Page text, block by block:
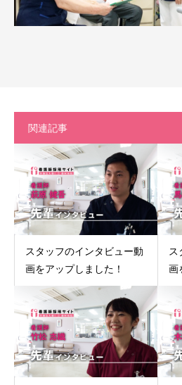
関連記事
スタッフのインタビュー動
画をアップしました！
ス
画